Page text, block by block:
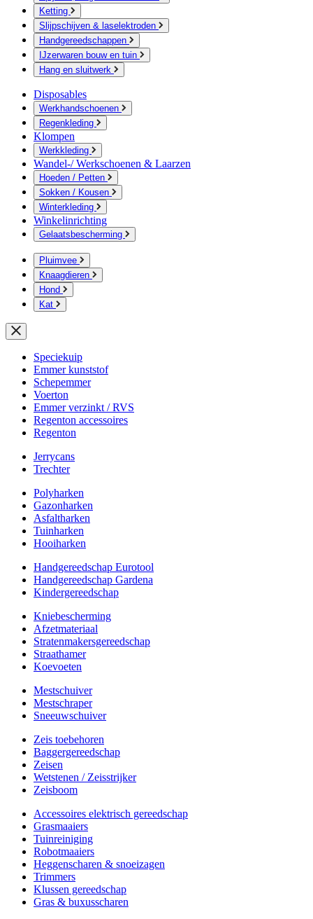
Ketting
Slijpschijven & laselektroden
Handgereedschappen
IJzerwaren bouw en tuin
Hang en sluitwerk
Disposables
Werkhandschoenen
Regenkleding
Klompen
Werkkleding
Wandel-/ Werkschoenen & Laarzen
Hoeden / Petten
Sokken / Kousen
Winterkleding
Winkelinrichting
Gelaatsbescherming
Pluimvee
Knaagdieren
Hond
Kat
Speciekuip
Emmer kunststof
Schepemmer
Voerton
Emmer verzinkt / RVS
Regenton accessoires
Regenton
Jerrycans
Trechter
Polyharken
Gazonharken
Asfaltharken
Tuinharken
Hooiharken
Handgereedschap Eurotool
Handgereedschap Gardena
Kindergereedschap
Kniebescherming
Afzetmateriaal
Stratenmakersgereedschap
Straathamer
Koevoeten
Mestschuiver
Mestschraper
Sneeuwschuiver
Zeis toebehoren
Baggergereedschap
Zeisen
Wetstenen / Zeisstrijker
Zeisboom
Accessoires elektrisch gereedschap
Grasmaaiers
Tuinreiniging
Robotmaaiers
Heggenscharen & snoeizagen
Trimmers
Klussen gereedschap
Gras & buxusscharen